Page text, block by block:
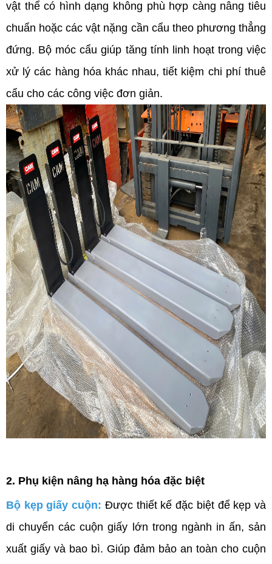
vật thể có hình dạng không phù hợp càng nâng tiêu
chuẩn hoặc các vật nặng cần cẩu theo phương thẳng
đứng. Bộ móc cẩu giúp tăng tính linh hoạt trong việc
xử lý các hàng hóa khác nhau, tiết kiệm chi phí thuê
cẩu cho các công việc đơn giản.
2. Phụ kiện nâng hạ hàng hóa đặc biệt
Bộ kẹp giấy cuộn: Được thiết kế đặc biệt để kẹp và
di chuyển các cuộn giấy lớn trong ngành in ấn, sản
xuất giấy và bao bì. Giúp đảm bảo an toàn cho cuộn